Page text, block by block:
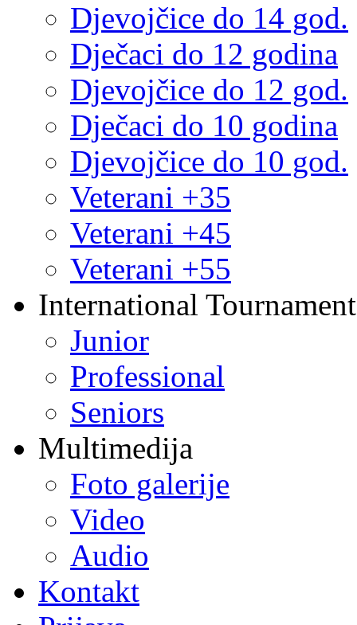
Djevojčice do 14 god.
Dječaci do 12 godina
Djevojčice do 12 god.
Dječaci do 10 godina
Djevojčice do 10 god.
Veterani +35
Veterani +45
Veterani +55
International
Junior
Professional
Seniors
Multimedija
Foto galerije
Video
Audio
Kontakt